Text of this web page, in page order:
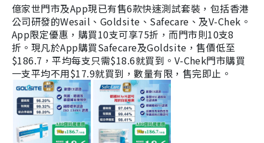
億家世門市及App現已有售6款快速測試套裝，包括香港
公司研發的Wesail、Goldsite、Safecare、及V-Chek。
App限定優惠，購買10支可享75折，而門市則10支8
折。現凡於App購買Safecare及Goldsite，售價低至
$186.7，平均每支只需$18.6就買到。V-Chek門市購買
一支平均不用$17.9就買到，數量有限，售完即止。